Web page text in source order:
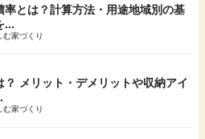
率とは？計算方法・用途地域別の基
...
家づくり
メリット・デメリットや収納アイ
家づくり